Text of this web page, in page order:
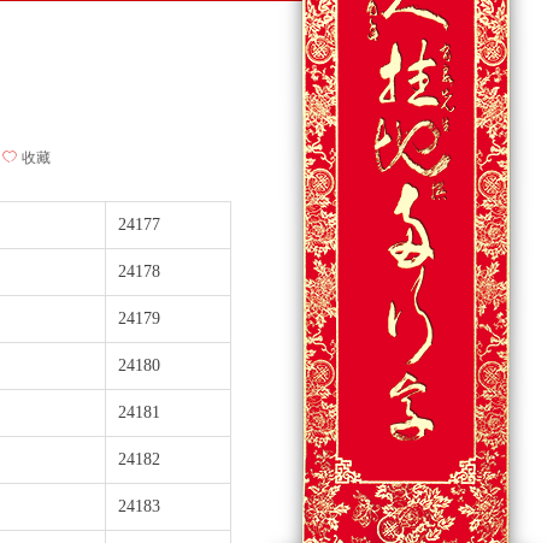
24177
24178
24179
24180
24181
24182
24183
ꄀ 收藏